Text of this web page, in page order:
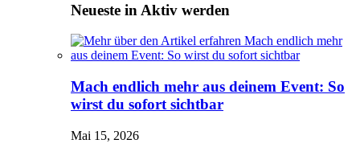
Neueste in Aktiv werden
Mach endlich mehr aus deinem Event: So
wirst du sofort sichtbar
Mai 15, 2026